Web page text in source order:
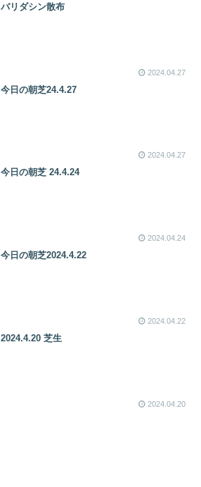
バリダシン散布
2024.04.27
今日の朝芝24.4.27
2024.04.27
今日の朝芝 24.4.24
2024.04.24
今日の朝芝2024.4.22
2024.04.22
2024.4.20 芝生
2024.04.20